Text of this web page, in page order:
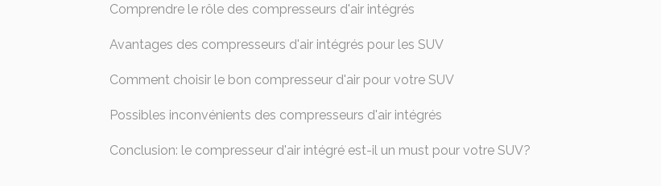
Comprendre le rôle des compresseurs d'air intégrés
Avantages des compresseurs d'air intégrés pour les SUV
Comment choisir le bon compresseur d'air pour votre SUV
Possibles inconvénients des compresseurs d'air intégrés
Conclusion: le compresseur d'air intégré est-il un must pour votre SUV?